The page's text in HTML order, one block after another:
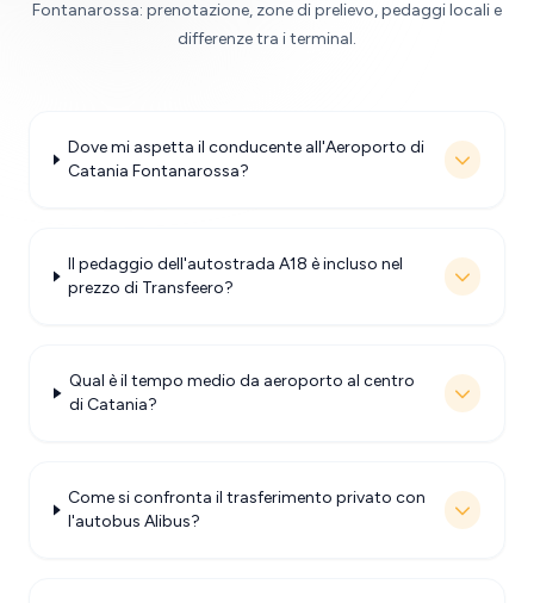
Fontanarossa: prenotazione, zone di prelievo, pedaggi locali e
differenze tra i terminal.
Dove mi aspetta il conducente all'Aeroporto di
Catania Fontanarossa?
Il pedaggio dell'autostrada A18 è incluso nel
prezzo di Transfeero?
Qual è il tempo medio da aeroporto al centro
di Catania?
Come si confronta il trasferimento privato con
l'autobus Alibus?